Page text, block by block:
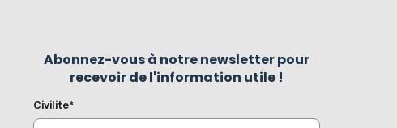
Abonnez-vous à notre newsletter pour
recevoir de l'information utile !
Civilite*